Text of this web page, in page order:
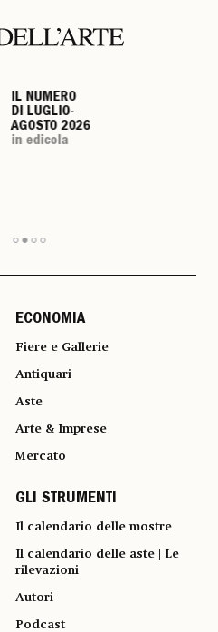
IL NUMERO
DI LUGLIO-
AGOSTO 2026
in edicola
IL NUMERO
DI LUGLIO-
AGOSTO 2026
in edicola
IL NUMERO
DI LUGLIO-
AGOSTO 2026
in edicola
IL NUMERO
DI LUGLIO-
AGOSTO 2026
in edicola
ECONOMIA
Fiere e Gallerie
Antiquari
Aste
Arte & Imprese
Mercato
GLI STRUMENTI
Il calendario delle mostre
Il calendario delle aste | Le
rilevazioni
Autori
Podcast